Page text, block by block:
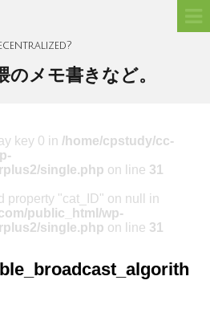
のメモ書きなど。
key 0 in /home/cpstudy/cc-
single.php on line 31
property "cat_ID" on null in
public_html/wp-
single.php on line 31